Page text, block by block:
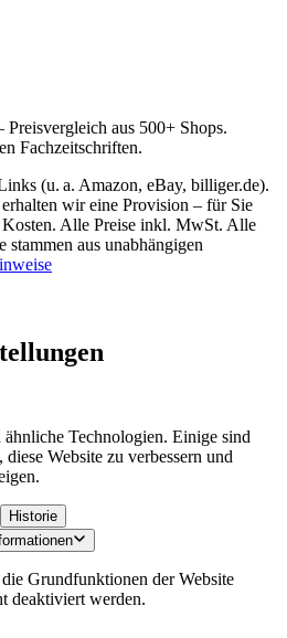
Preisvergleich aus 500+ Shops.
Fachzeitschriften.
(u. a. Amazon, eBay, billiger.de).
wir eine Provision – für Sie
Kosten. Alle Preise inkl. MwSt. Alle
aus unabhängigen
Technologien. Einige sind
Website zu verbessern und
Historie
Grundfunktionen der Website
deaktiviert werden.